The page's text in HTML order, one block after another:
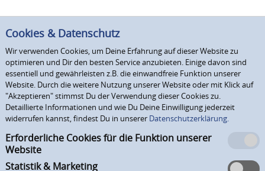
Cookies & Datenschutz
Wir verwenden Cookies, um Deine Erfahrung auf dieser Website zu
optimieren und Dir den besten Service anzubieten. Einige davon sind
essentiell und gewährleisten z.B. die einwandfreie Funktion unserer
Website. Durch die weitere Nutzung unserer Website oder mit Klick auf
"Akzeptieren" stimmst Du der Verwendung dieser Cookies zu.
Detaillierte Informationen und wie Du Deine Einwilligung jederzeit
widerrufen kannst, findest Du in unserer Datenschutzerklärung.
Erforderliche Cookies für die Funktion unserer
Website
Statistik & Marketing